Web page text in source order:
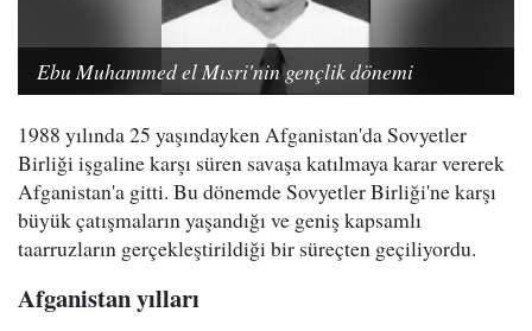
Ebu Muhammed el Mısri'nin gençlik dönemi
1988 yılında 25 yaşındayken Afganistan'da Sovyetler
Birliği işgaline karşı süren savaşa katılmaya karar vererek
Afganistan'a gitti. Bu dönemde Sovyetler Birliği'ne karşı
büyük çatışmaların yaşandığı ve geniş kapsamlı
taarruzların gerçekleştirildiği bir süreçten geçiliyordu.
Afganistan yılları